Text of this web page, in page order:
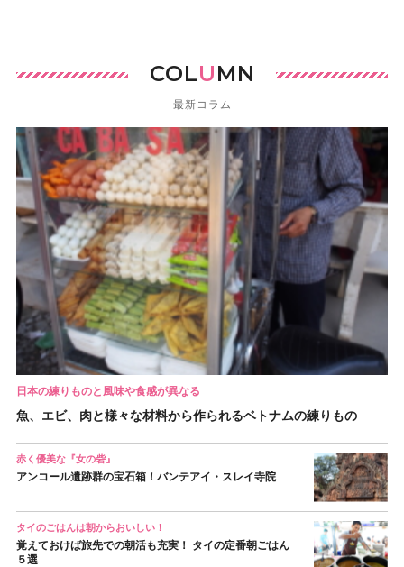
COLUMN
最新コラム
日本の練りものと風味や食感が異なる
魚、エビ、肉と様々な材料から作られるベトナムの練りもの
赤く優美な『女の砦』
アンコール遺跡群の宝石箱！バンテアイ・スレイ寺院
タイのごはんは朝からおいしい！
覚えておけば旅先での朝活も充実！ タイの定番朝ごはん
５選